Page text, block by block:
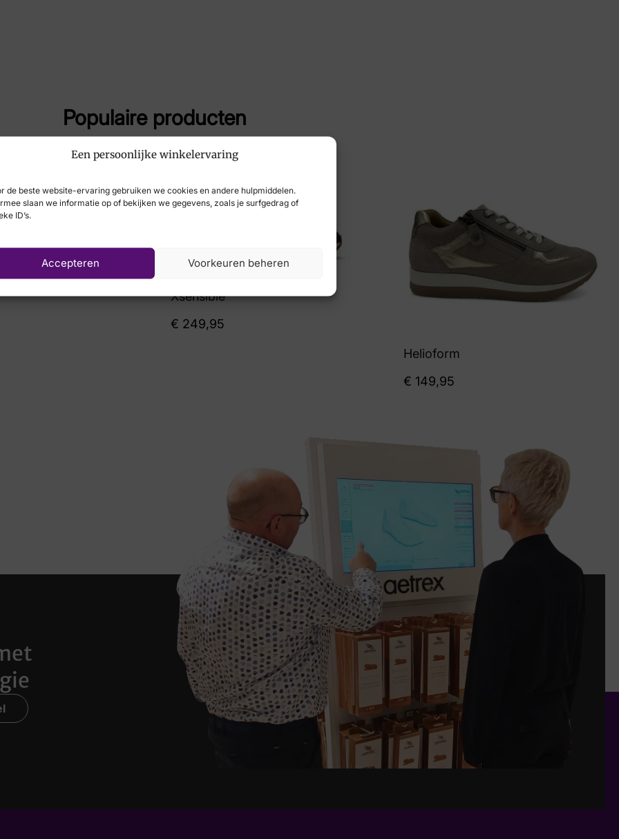
Een persoonlijke winkelervaring
de beste website-ervaring gebruiken we cookies en andere hulpmiddelen.
slaan we informatie op of bekijken we gegevens, zoals je surfgedrag of
ID’s.
Accepteren Voorkeuren beheren
Populaire producten
Xsensible
€ 249,95
Helioform
€ 149,95